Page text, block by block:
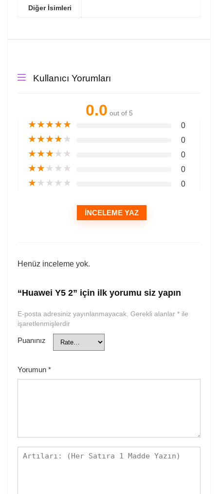
Diğer İsimleri
Kullanıcı Yorumları
0.0 out of 5
★★★★★ 0
★★★★★ 0
★★★★★ 0
★★★★★ 0
★★★★★ 0
İNCELEME YAZ
Henüz inceleme yok.
“Huawei Y5 2” için ilk yorumu siz yapın
E-posta adresiniz yayınlanmayacak. Gerekli alanlar * ile
işaretlenmişlerdir
Puanınız
Yorumun *